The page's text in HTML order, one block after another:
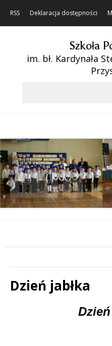
RSS Deklaracja dostępności
Szkoła
im. bł. Kardynała
Poprzedni Element
Następny
❚❚
Dzień jabłka